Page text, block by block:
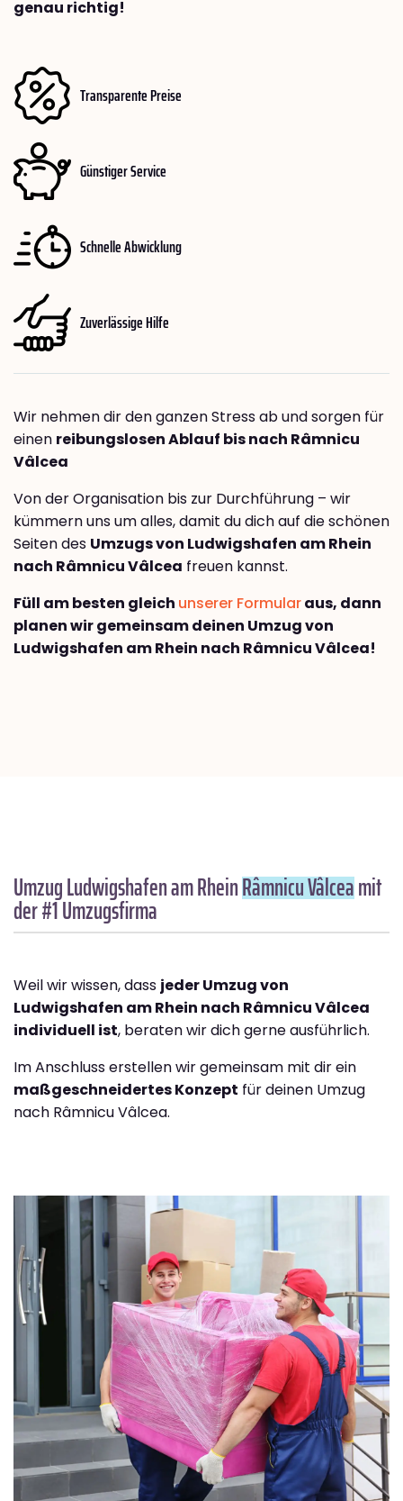
genau richtig!
Transparente Preise
Günstiger Service
Schnelle Abwicklung
Zuverlässige Hilfe
Wir nehmen dir den ganzen Stress ab und sorgen für
einen reibungslosen Ablauf bis nach Râmnicu
Vâlcea
Von der Organisation bis zur Durchführung – wir
kümmern uns um alles, damit du dich auf die schönen
Seiten des Umzugs von Ludwigshafen am Rhein
nach Râmnicu Vâlcea freuen kannst.
Füll am besten gleich unserer Formularaus, dann
planen wir gemeinsam deinen Umzug von
Ludwigshafen am Rhein nach Râmnicu Vâlcea!
Umzug Ludwigshafen am RheinRâmnicu Vâlceamit
der #1 Umzugsfirma
Weil wir wissen, dass jeder Umzug von
Ludwigshafen am Rhein nach Râmnicu Vâlcea
individuell ist, beraten wir dich gerne ausführlich.
Im Anschluss erstellen wir gemeinsam mit dir ein
maßgeschneidertes Konzept für deinen Umzug
nach Râmnicu Vâlcea.